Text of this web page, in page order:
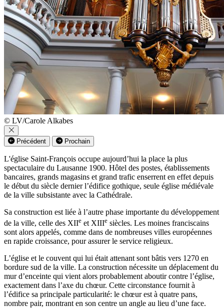
© LV/Carole Alkabes
Précédent Prochain
L'église Saint-François occupe aujourd’hui la place la plus
spectaculaire du Lausanne 1900. Hôtel des postes, établissements
bancaires, grands magasins et grand trafic enserrent en effet depuis
le début du siècle dernier l’édifice gothique, seule église médiévale
de la ville subsistante avec la Cathédrale.
Sa construction est liée à l’autre phase importante du développement
de la ville, celle des XIIe et XIIIe siècles. Les moines franciscains
sont alors appelés, comme dans de nombreuses villes européennes
en rapide croissance, pour assurer le service religieux.
L’église et le couvent qui lui était attenant sont bâtis vers 1270 en
bordure sud de la ville. La construction nécessite un déplacement du
mur d’enceinte qui vient alors probablement aboutir contre l’église,
exactement dans l’axe du chœur. Cette circonstance fournit à
l’édifice sa principale particularité: le chœur est à quatre pans,
nombre pair, montrant en son centre un angle au lieu d’une face.